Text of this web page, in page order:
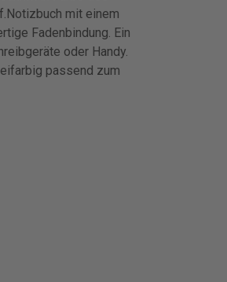
mit einem
Fadenbindung. Ein
oder Handy.
passend zum